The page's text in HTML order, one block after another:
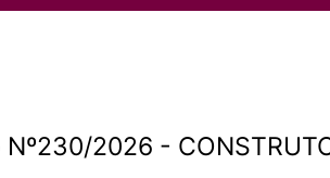
2026 -